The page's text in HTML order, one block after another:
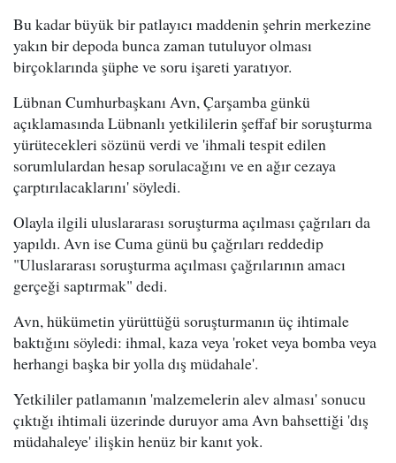
Bu kadar büyük bir patlayıcı maddenin şehrin merkezine
yakın bir depoda bunca zaman tutuluyor olması
birçoklarında şüphe ve soru işareti yaratıyor.
Lübnan Cumhurbaşkanı Avn, Çarşamba günkü
açıklamasında Lübnanlı yetkililerin şeffaf bir soruşturma
yürütecekleri sözünü verdi ve 'ihmali tespit edilen
sorumlulardan hesap sorulacağını ve en ağır cezaya
çarptırılacaklarını' söyledi.
Olayla ilgili uluslararası soruşturma açılması çağrıları da
yapıldı. Avn ise Cuma günü bu çağrıları reddedip
"Uluslararası soruşturma açılması çağrılarının amacı
gerçeği saptırmak" dedi.
Avn, hükümetin yürüttüğü soruşturmanın üç ihtimale
baktığını söyledi: ihmal, kaza veya 'roket veya bomba veya
herhangi başka bir yolla dış müdahale'.
Yetkililer patlamanın 'malzemelerin alev alması' sonucu
çıktığı ihtimali üzerinde duruyor ama Avn bahsettiği 'dış
müdahaleye' ilişkin henüz bir kanıt yok.